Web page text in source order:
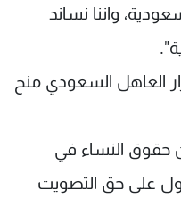
واننا نساند
العاهل السعودي منح
حقوق النساء في
على حق التصويت